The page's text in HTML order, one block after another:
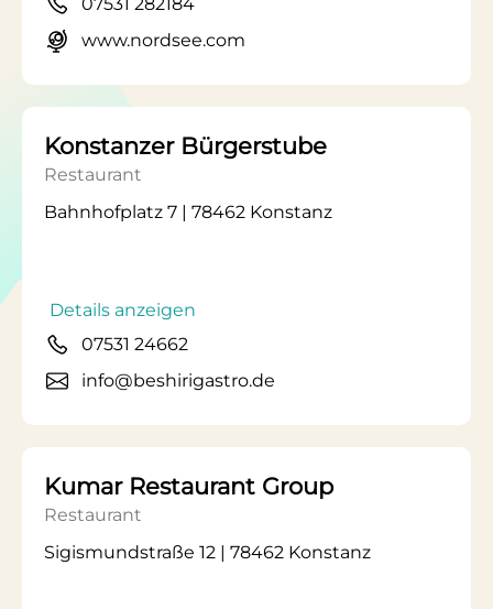
www.nordsee.com
Konstanzer Bürgerstube
Restaurant
Bahnhofplatz 7 | 78462 Konstanz
Details anzeigen
07531 24662
info@beshirigastro.de
Kumar Restaurant Group
Restaurant
Sigismundstraße 12 | 78462 Konstanz